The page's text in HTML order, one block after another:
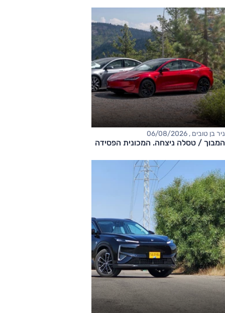
ניר בן טובים , 06/08/2026
המבוך / טסלה ניצחה. המכונית הפסידה